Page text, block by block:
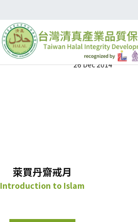
萊買丹齋戒月
26 Dec 2014
萊買丹齋戒月
Introduction to Islam